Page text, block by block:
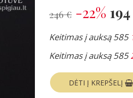
246 € -22%
Keitimas į auksą 585
Keitimas į auksą 585
DĖTI Į KREPŠELĮ